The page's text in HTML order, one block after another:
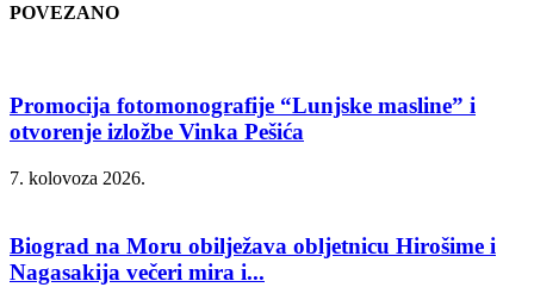
POVEZANO
Promocija fotomonografije “Lunjske masline” i
otvorenje izložbe Vinka Pešića
7. kolovoza 2026.
Biograd na Moru obilježava obljetnicu Hirošime i
Nagasakija večeri mira i...